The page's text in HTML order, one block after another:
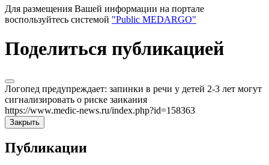
Для размещения Вашей информации на портале
воспользуйтесь системой "Public MEDARGO"
Поделиться публикацией
Логопед предупреждает: запинки в речи у детей 2-3 лет могут
сигнализировать о риске заикания
https://www.medic-news.ru/index.php?id=158363
Закрыть
Публикации